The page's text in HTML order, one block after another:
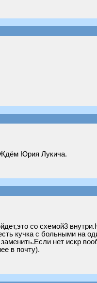
Ждём Юрия Лукича.
со схемой3
кучка с больными на
нет искр
в почту).